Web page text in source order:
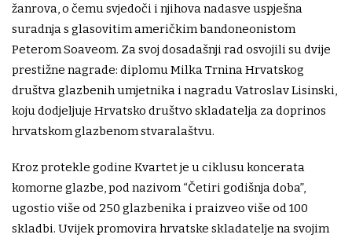
žanrova, o čemu svjedoči i njihova nadasve uspješna
suradnja s glasovitim američkim bandoneonistom
Peterom Soaveom. Za svoj dosadašnji rad osvojili su dvije
prestižne nagrade: diplomu Milka Trnina Hrvatskog
društva glazbenih umjetnika i nagradu Vatroslav Lisinski,
koju dodjeljuje Hrvatsko društvo skladatelja za doprinos
hrvatskom glazbenom stvaralaštvu.
Kroz protekle godine Kvartet je u ciklusu koncerata
komorne glazbe, pod nazivom “Četiri godišnja doba”,
ugostio više od 250 glazbenika i praizveo više od 100
skladbi. Uvijek promovira hrvatske skladatelje na svojim